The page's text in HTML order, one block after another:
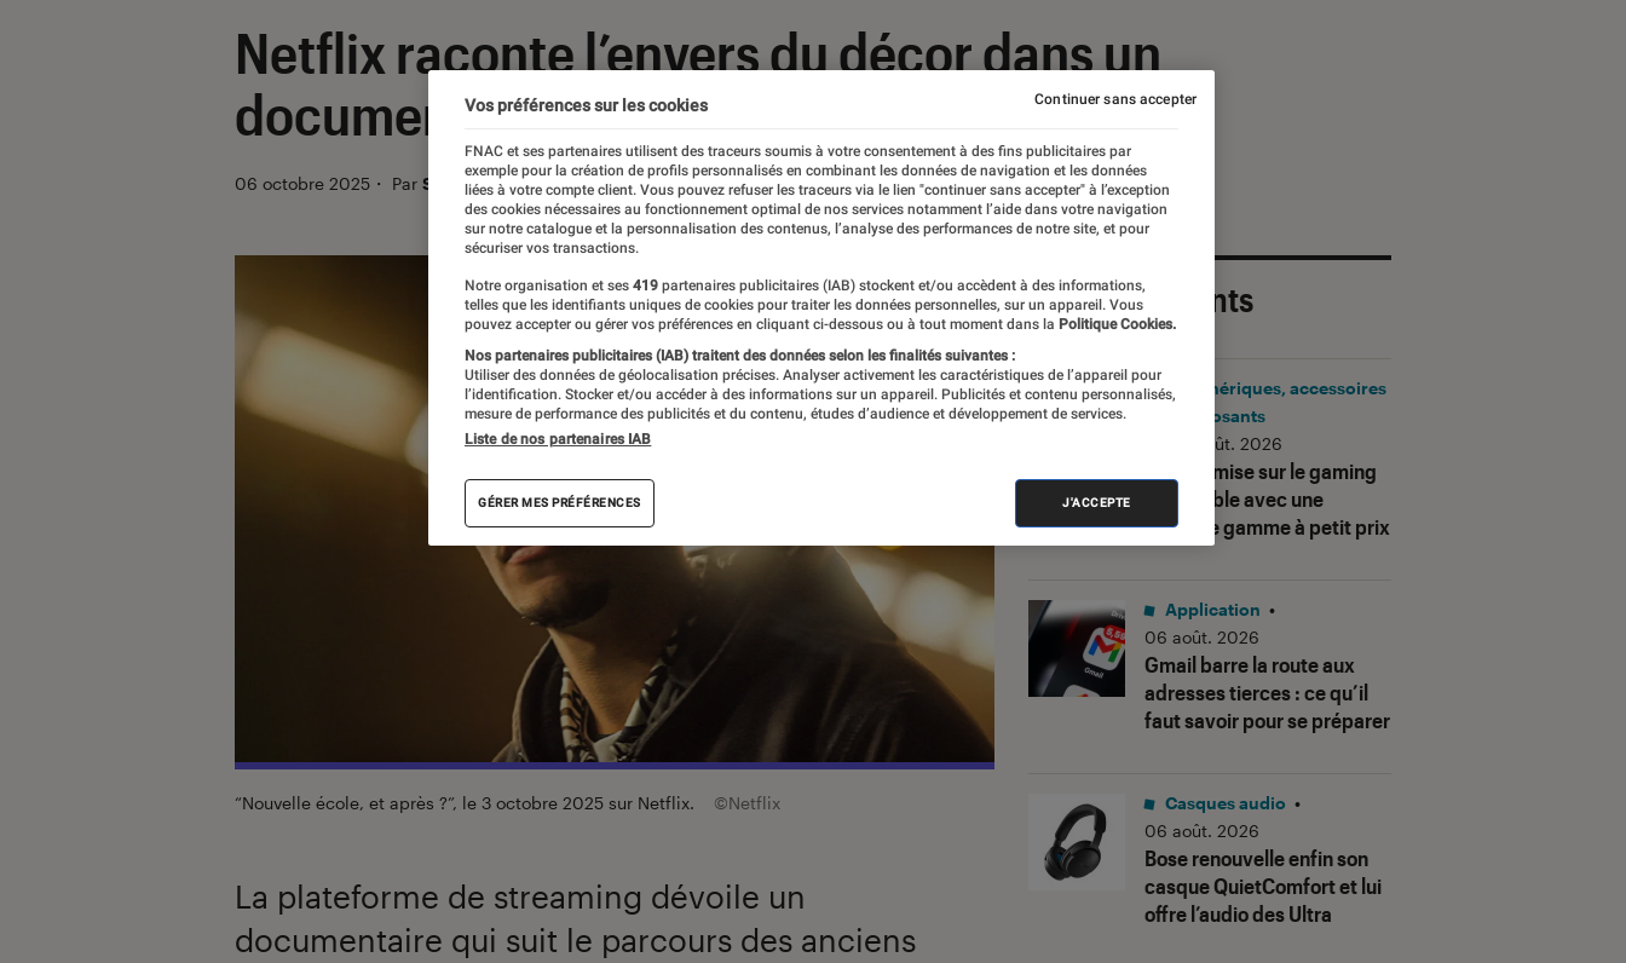
Netflix raconte l’envers du décor dans un
documentaire surNouvelle école
06 octobre 2025 ・ Par Sarah Dupont
“Nouvelle école, et après ?”, le 3 octobre 2025 sur Netflix. ©Netflix
La plateforme de streaming dévoile un
documentaire qui suit le parcours des anciens
Les plus récents
Corsair mise sur le gaming
accessible avec une
nouvelle gamme à petit prix
Périphériques, accessoires
et composants
06 août. 2026
Gmail barre la route aux
adresses tierces : ce qu’il
faut savoir pour se préparer
Application •
06 août. 2026
Bose renouvelle enfin son
casque QuietComfort et lui
offre l’audio des Ultra
Casques audio •
06 août. 2026
Vos préférences sur les cookies
FNAC et ses partenaires utilisent des traceurs soumis à votre consentement à des fins publicitaires par
exemple pour la création de profils personnalisés en combinant les données de navigation et les données
liées à votre compte client. Vous pouvez refuser les traceurs via le lien "continuer sans accepter" à l’exception
des cookies nécessaires au fonctionnement optimal de nos services notamment l’aide dans votre navigation
sur notre catalogue et la personnalisation des contenus, l’analyse des performances de notre site, et pour
sécuriser vos transactions.
Notre organisation et ses 419 partenaires publicitaires (IAB) stockent et/ou accèdent à des informations,
telles que les identifiants uniques de cookies pour traiter les données personnelles, sur un appareil. Vous
pouvez accepter ou gérer vos préférences en cliquant ci-dessous ou à tout moment dans la Politique Cookies.
Nos partenaires publicitaires (IAB) traitent des données selon les finalités suivantes :
Utiliser des données de géolocalisation précises. Analyser activement les caractéristiques de l’appareil pour
l’identification. Stocker et/ou accéder à des informations sur un appareil. Publicités et contenu personnalisés,
mesure de performance des publicités et du contenu, études d’audience et développement de services.
Liste de nos partenaires IAB
GÉRER MES PRÉFÉRENCES J'ACCEPTE
Continuer sans accepter